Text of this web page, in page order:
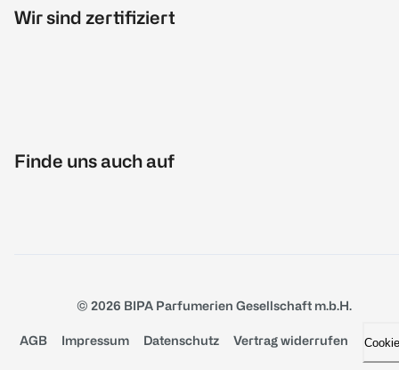
Wir sind zertifiziert
Finde uns auch auf
© 2026 BIPA Parfumerien Gesellschaft m.b.H.
AGB Impressum Datenschutz Vertrag widerrufen